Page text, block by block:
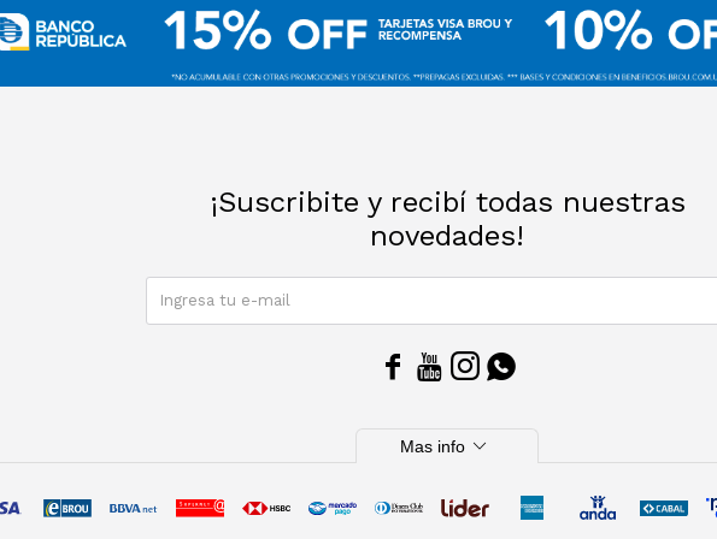
¡Suscribite y recibí todas nuestras
novedades!
   
Mas info expand_more